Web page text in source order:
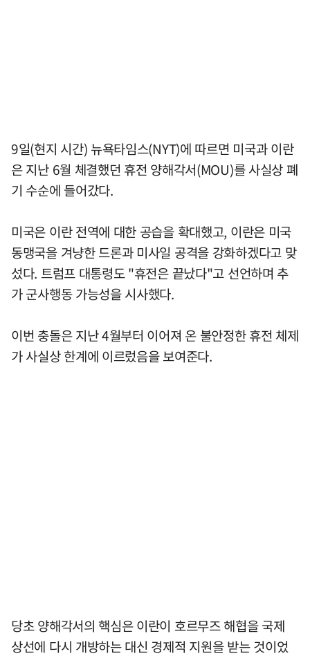
9일(현지 시간) 뉴욕타임스(NYT)에 따르면 미국과 이란
은 지난 6월 체결했던 휴전 양해각서(MOU)를 사실상 폐
기 수순에 들어갔다.
미국은 이란 전역에 대한 공습을 확대했고, 이란은 미국
동맹국을 겨냥한 드론과 미사일 공격을 강화하겠다고 맞
섰다. 트럼프 대통령도 "휴전은 끝났다"고 선언하며 추
가 군사행동 가능성을 시사했다.
이번 충돌은 지난 4월부터 이어져 온 불안정한 휴전 체제
가 사실상 한계에 이르렀음을 보여준다.
당초 양해각서의 핵심은 이란이 호르무즈 해협을 국제
상선에 다시 개방하는 대신 경제적 지원을 받는 것이었